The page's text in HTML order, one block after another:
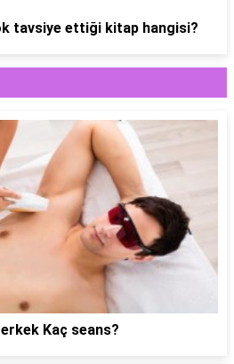
tavsiye ettiği kitap hangisi?
Kaç seans?